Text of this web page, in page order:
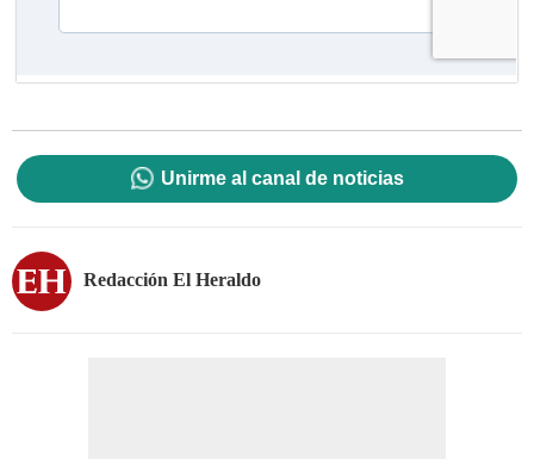
Unirme al canal de noticias
Redacción El Heraldo